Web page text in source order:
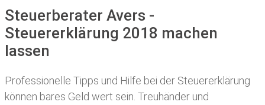
Steuerberater Avers -
Steuererklärung 2018 machen
lassen
Professionelle Tipps und Hilfe bei der Steuererklärung
können bares Geld wert sein. Treuhänder und